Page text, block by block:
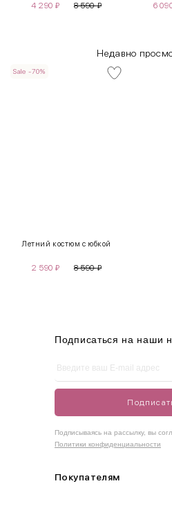
4 290 ₽ 8 590₽ 6
Недавно
Sale -70%
Летний костюм с юбкой
2 590 ₽ 8 590₽
S 42-44
42-50
Как правильно себя обмерить
Измеряется по самым
Покупателям
Подписаться на наши
Подписываясь на рассылку, вы
Политики конфиденциальности